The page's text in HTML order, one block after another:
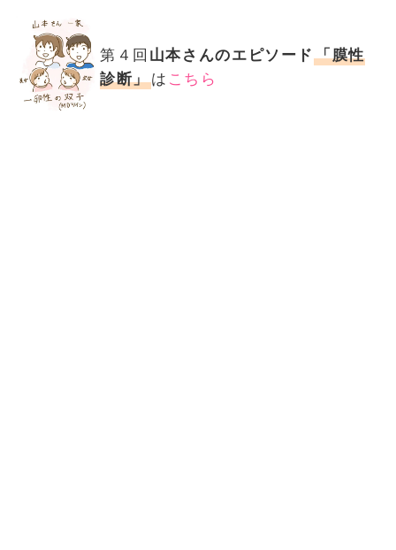
第４回 山本さんのエピソード「膜性
診断」は こちら